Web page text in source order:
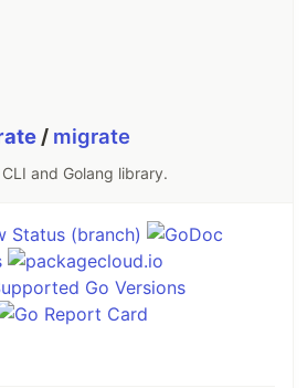
/ migrate
and Golang library.